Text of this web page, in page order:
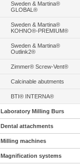
Sweden & Martina®
GLOBAL®
Sweden & Martina®
KOHNO®-PREMIUM®
Sweden & Martina®
Outlink2®
Zimmer® Screw-Vent®
Calcinable abutments
BTI® INTERNA®
Laboratory Milling Burs
Dental attachments
Milling machines
Magnification systems